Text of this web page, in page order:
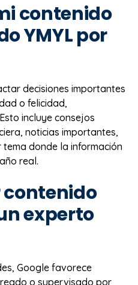
contenido
YMYL por
decisiones importantes
o felicidad,
incluye consejos
noticias importantes,
donde la información
real.
contenido
experto
Google favorece
o supervisado por